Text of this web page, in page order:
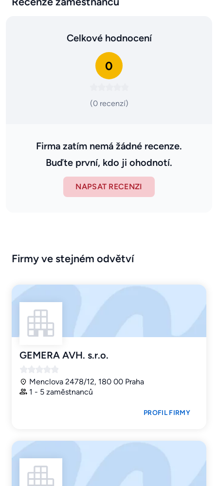
Celkové hodnocení
0
(0 recenzí)
Firma zatím nemá žádné recenze.
Buďte první, kdo ji ohodnotí.
NAPSAT RECENZI
Firmy ve stejném odvětví
GEMERA AVH. s.r.o.
Menclova 2478/12, 180 00 Praha
1 - 5 zaměstnanců
PROFIL FIRMY